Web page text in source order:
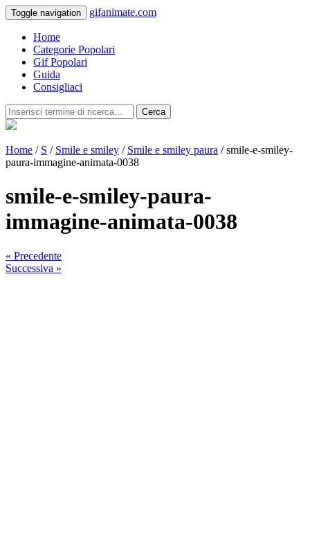
Toggle navigation gifanimate.com
Home
Categorie Popolari
Gif Popolari
Guida
Consigliaci
Cerca
Home / S / Smile e smiley / Smile e smiley paura / smile-e-smiley-
paura-immagine-animata-0038
smile-e-smiley-paura-
immagine-animata-0038
« Precedente
Successiva »